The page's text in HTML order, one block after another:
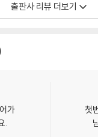
쳐지는 도로시와 친구들
장인물들, 흥미진진하고
숙녀 도로시가 '머리'가 없
출판사 리뷰 더보기
가
.
첫